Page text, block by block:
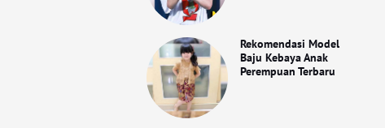
Rekomendasi Model
Baju Kebaya Anak
Perempuan Terbaru